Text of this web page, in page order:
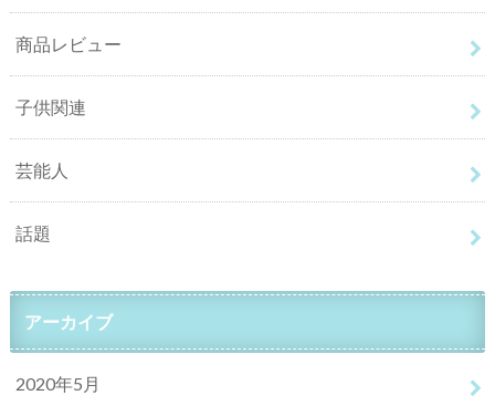
商品レビュー
子供関連
芸能人
話題
アーカイブ
2020年5月